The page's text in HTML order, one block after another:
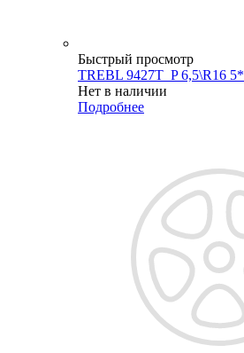
Быстрый просмотр
TREBL 9427T_P 6,5\R16
Нет в наличии
Подробнее